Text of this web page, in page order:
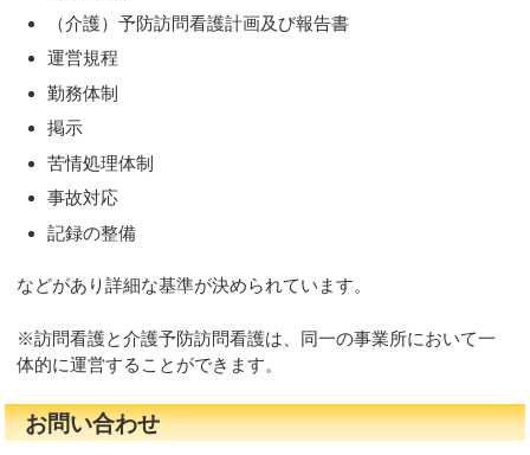
（介護）予防訪問看護計画及び報告書
運営規程
勤務体制
掲示
苦情処理体制
事故対応
記録の整備
などがあり詳細な基準が決められています。
※訪問看護と介護予防訪問看護は、同一の事業所において一
体的に運営することができます。
お問い合わせ